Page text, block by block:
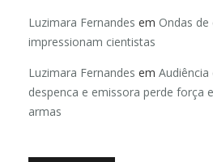
Luzimara Fernandes em Ondas
impressionam cientistas
Luzimara Fernandes em Audiência
despenca e emissora perde força
armas